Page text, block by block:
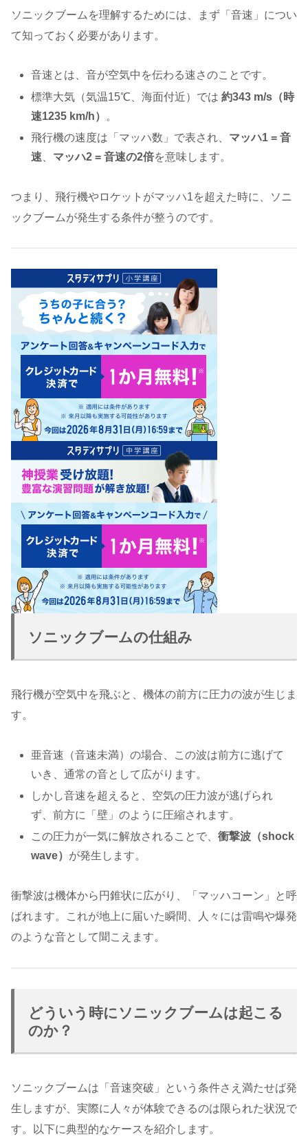
ソニックブームを理解するためには、まず「音速」につい
て知っておく必要があります。
音速とは、音が空気中を伝わる速さのことです。
標準大気（気温15℃、海面付近）では約343 m/s（時
速1235 km/h）
。
飛行機の速度は「マッハ数」で表され、 マッハ1 = 音
速
マッハ2 = 音速の2倍を意味します。
つまり、飛行機やロケットがマッハ1を超えた時に、ソニ
ックブームが発生する条件が整うのです。
ソニックブームの仕組み
飛行機が空気中を飛ぶと、機体の前方に圧力の波が生じま
す。
亜音速（音速未満）の場合、この波は前方に逃げて
いき、通常の音として広がります。
しかし音速を超えると、空気の圧力波が逃げられ
ず、前方に「壁」のように圧縮されます。
この圧力が一気に解放されることで、衝撃波（shock
wave） が発生します。
衝撃波は機体から円錐状に広がり、「マッハコーン」と呼
ばれます。これが地上に届いた瞬間、人々には雷鳴や爆発
のような音として聞こえます。
どういう時にソニックブームは起こる
のか？
ソニックブームは「音速突破」という条件さえ満たせば発
生しますが、実際に人々が体験できるのは限られた状況で
す。以下に典型的なケースを紹介します。